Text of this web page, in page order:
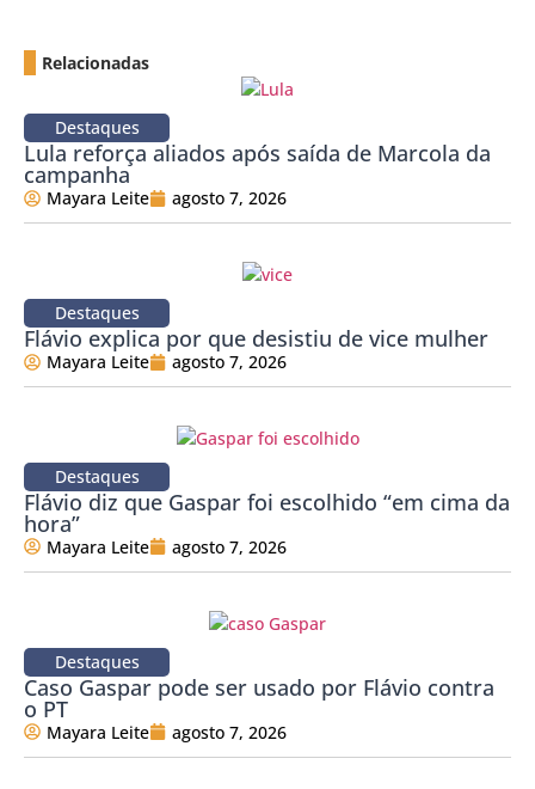
Relacionadas
Destaques
Lula reforça aliados após saída de Marcola da
campanha
Mayara Leite agosto 7, 2026
Destaques
Flávio explica por que desistiu de vice mulher
Mayara Leite agosto 7, 2026
Destaques
Flávio diz que Gaspar foi escolhido “em cima da
hora”
Mayara Leite agosto 7, 2026
Destaques
Caso Gaspar pode ser usado por Flávio contra
o PT
Mayara Leite agosto 7, 2026